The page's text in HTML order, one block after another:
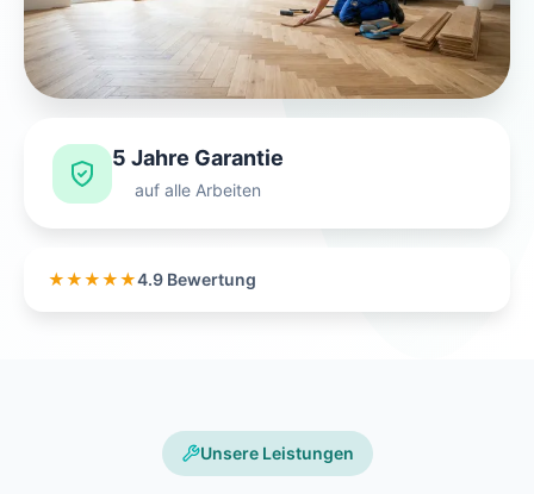
5 Jahre Garantie
auf alle Arbeiten
★★★★★4.9 Bewertung
Unsere Leistungen